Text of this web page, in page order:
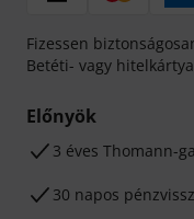
Fizessen
Betéti- vagy
Előnyök
3 éves Thomann-
30 napos